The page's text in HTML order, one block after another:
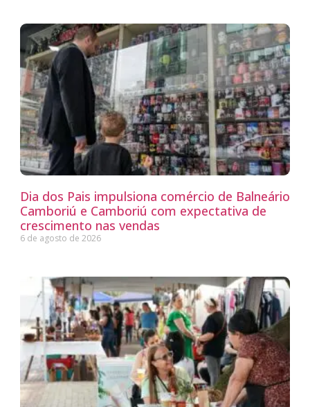
Dia dos Pais impulsiona comércio de Balneário
Camboriú e Camboriú com expectativa de
crescimento nas vendas
6 de agosto de 2026